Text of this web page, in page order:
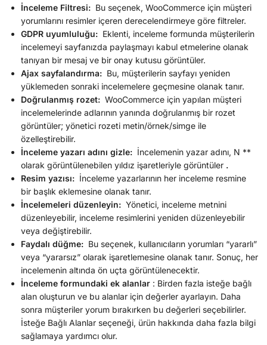
İnceleme Filtresi: Bu seçenek, WooCommerce için müşteri
yorumlarını resimler içeren derecelendirmeye göre filtreler.
GDPR uyumluluğu: Eklenti, inceleme formunda müşterilerin
incelemeyi sayfanızda paylaşmayı kabul etmelerine olanak
tanıyan bir mesaj ve bir onay kutusu görüntüler.
Ajax sayfalandırma: Bu, müşterilerin sayfayı yeniden
yüklemeden sonraki incelemelere geçmesine olanak tanır.
Doğrulanmış rozet: WooCommerce için yapılan müşteri
incelemelerinde adlarının yanında doğrulanmış bir rozet
görüntüler; yönetici rozeti metin/örnek/simge ile
özelleştirebilir.
İnceleme yazarı adını gizle: İncelemenin yazar adını, N **
olarak görüntülenebilen yıldız işaretleriyle görüntüler .
Resim yazısı: İnceleme yazarlarının her inceleme resmine
bir başlık eklemesine olanak tanır.
İncelemeleri düzenleyin: Yönetici, inceleme metnini
düzenleyebilir, inceleme resimlerini yeniden düzenleyebilir
veya değiştirebilir.
Faydalı düğme: Bu seçenek, kullanıcıların yorumları “yararlı”
veya “yararsız” olarak işaretlemesine olanak tanır. Sonuç, her
incelemenin altında ön uçta görüntülenecektir.
İnceleme formundaki ek alanlar : Birden fazla isteğe bağlı
alan oluşturun ve bu alanlar için değerler ayarlayın. Daha
sonra müşteriler yorum bırakırken bu değerleri seçebilirler.
İsteğe Bağlı Alanlar seçeneği, ürün hakkında daha fazla bilgi
sağlamaya yardımcı olur.